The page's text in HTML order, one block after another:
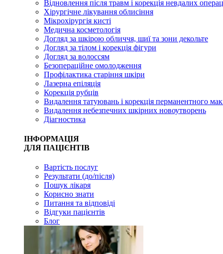
Відновлення після травм і корекція невдалих
Хірургічне лікування облисіння
Мікрохірургія кисті
Медична косметологія
Догляд за шкірою обличчя, шиї та зони декольте
Догляд за тілом і корекція фігури
Догляд за волоссям
Безопераційне омолодження
Профілактика старіння шкіри
Лазерна епіляція
Корекція рубців
Видалення татуювань і корекція перманентного
Видалення небезпечних шкірних новоутворень
Діагностика
ІНФОРМАЦІЯ
ДЛЯ ПАЦІЄНТІВ
Вартість послуг
Результати (до/після)
Пошук лікаря
Корисно знати
Питання та відповіді
Відгуки пацієнтів
Блог